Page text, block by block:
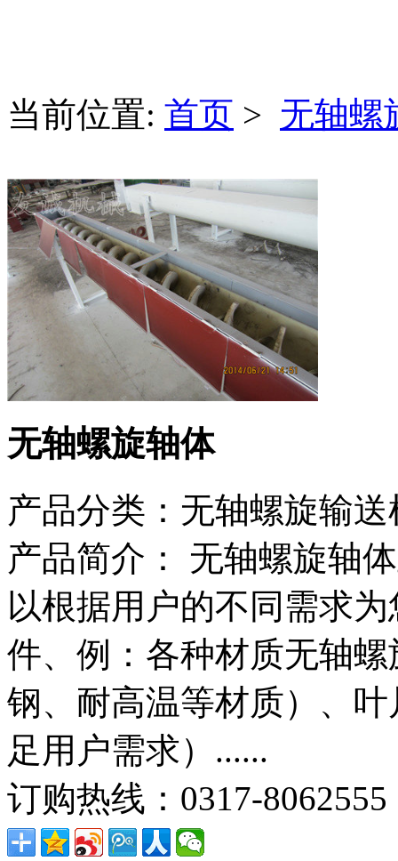
当前位置: 首页 > 无轴螺
无轴螺旋轴体
产品分类： 无轴螺旋输送
产品简介：
无轴螺旋轴
以根据用户的不同需求
件、例：各种材质无轴
钢、耐高温等材质）、
足用户需求）......
订购热线： 0317-